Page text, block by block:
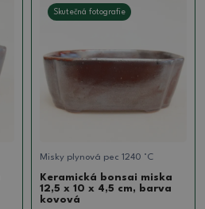
Skutečná fotografie
Misky plynová pec 1240 °C
Keramická bonsai miska
12,5 x 10 x 4,5 cm, barva
kovová